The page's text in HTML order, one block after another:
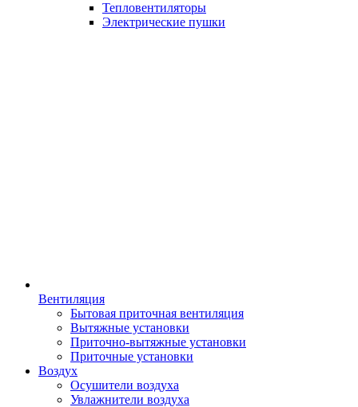
Тепловентиляторы
Электрические пушки
Вентиляция
Бытовая приточная вентиляция
Вытяжные установки
Приточно-вытяжные установки
Приточные установки
Воздух
Осушители воздуха
Увлажнители воздуха